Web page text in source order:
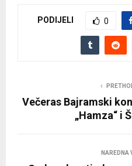
PODIJELI 0
Večeras Bajramski
„Hamza“ i
NAREDNA